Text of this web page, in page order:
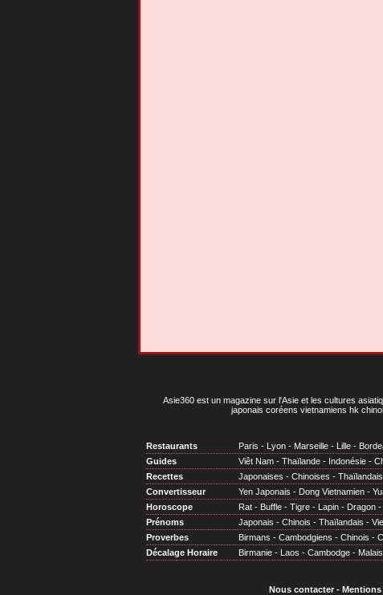
Asie360 est un magazine sur l'Asie et les cultures
japonais coréens vietnamiens hk
Restaurants Paris - Lyon - Marseille - Lille -
Guides
Viêt Nam - Thaïlande - Indonésie -
Recettes
Japonaises - Chinoises -
Convertisseur
Yen Japonais - Dong Vietnamien -
Horoscope
Rat - Buffle - Tigre - Lapin - Dragon -
Prénoms
Japonais - Chinois - Thaïlandais -
Proverbes
Birmans - Cambodgiens - Chinois -
Décalage Horaire
Birmanie - Laos - Cambodge -
Nous contacter- Mentions